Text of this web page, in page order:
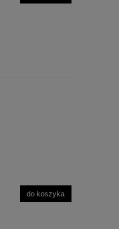
do koszyka